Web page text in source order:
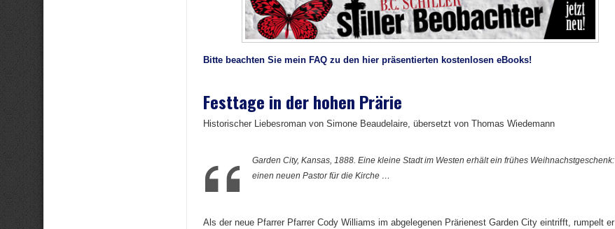
Bitte beachten Sie mein FAQ zu den hier präsentierten kostenlosen eBooks!
Festtage in der hohen Prärie
Historischer Liebesroman von Simone Beaudelaire, übersetzt von Thomas Wiedemann
Garden City, Kansas, 1888. Eine kleine Stadt im Westen erhält ein frühes Weihnachstgeschenk:
einen neuen Pastor für die Kirche …
Als der neue Pfarrer Pfarrer Cody Williams im abgelegenen Prärienest Garden City eintrifft, rumpelt er